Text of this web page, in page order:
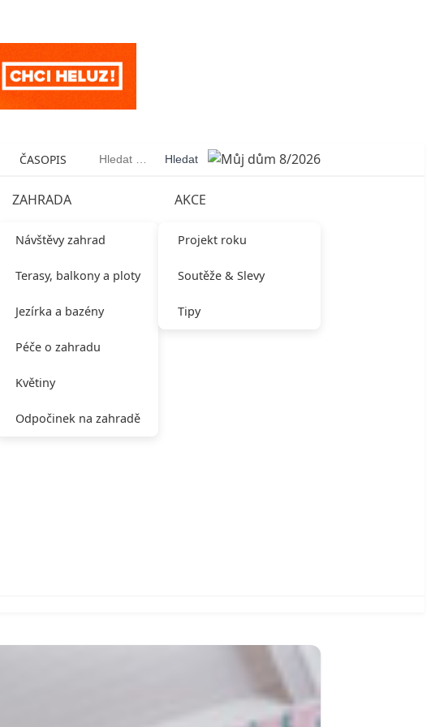
ČASOPIS Vyhledávání
ZAHRADA
Návštěvy zahrad
Terasy, balkony a ploty
Jezírka a bazény
Péče o zahradu
Květiny
Odpočinek na zahradě
AKCE
Projekt roku
Soutěže & Slevy
Tipy